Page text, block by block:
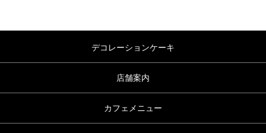
デコレーションケーキ
店舗案内
カフェメニュー